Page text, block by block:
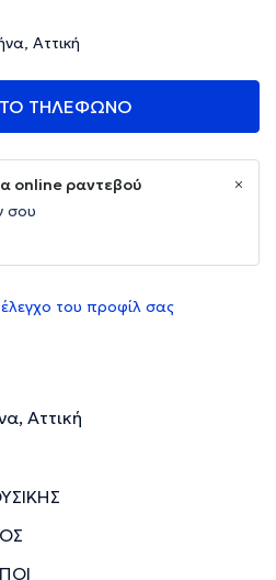
Αττική
ΤΗΛΕΦΩΝΟ
online ραντεβού
σου
έλεγχο του προφίλ σας
Αττική